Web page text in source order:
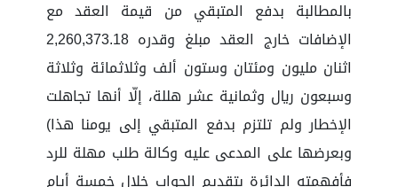
بالمطالبة بدفع المتبقي من قيمة العقد مع
الإضافات خارج العقد مبلغ وقدره 2,260,373.18
اثنان مليون ومئتان وستون ألف وثلاثمائة وثلاثة
وسبعون ريال وثمانية عشر هللة، إلّا أنها تجاهلت
الإخطار ولم تلتزم بدفع المتبقي إلى يومنا هذا)
وبعرضها على المدعى عليه وكالة طلب مهلة للرد
فأفهمته الدائرة بتقديم الجواب خلال خمسة أيام